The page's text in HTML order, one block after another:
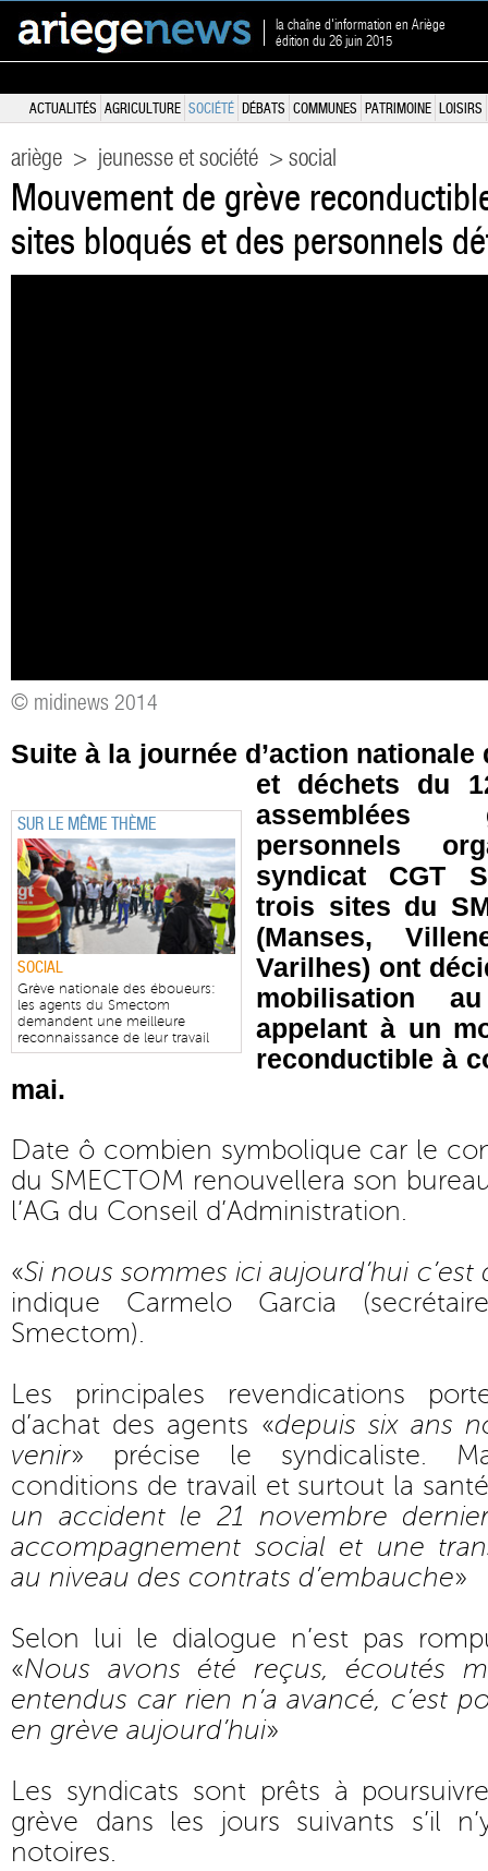
la chaîne d'information en Ariège
édition du 26 juin 2015
ACTUALITÉS AGRICULTURE SOCIÉTÉ DÉBATS COMMUNES PATRIMOINE LOISIRS
ariège > jeunesse et société > social
Mouvement de grève
sites bloqués et des personnels
© midinews 2014
SUR LE MÊME THÈME
SOCIAL
Grève nationale des éboueurs:
les agents du Smectom
demandent une meilleure
reconnaissance de leur travail
Suite à la journée d’action
et déchets du
assemblées
personnels
syndicat CGT
trois sites du
(Manses,
Varilhes) ont
mobilisation
appelant à un
reconductible à
mai.
Date ô combien symbolique car le
du SMECTOM renouvellera son
l’AG du Conseil d’Administration.
«Si nous sommes ici aujourd’hui c’est
indique Carmelo Garcia
Smectom).
Les principales revendications
d’achat des agents «depuis six ans
venir» précise le syndicaliste.
conditions de travail et surtout la
un accident le 21 novembre
accompagnement social et une
au niveau des contrats d’embauche»
Selon lui le dialogue n’est pas
«Nous avons été reçus, écoutés
entendus car rien n’a avancé, c’est
en grève aujourd’hui»
Les syndicats sont prêts à
grève dans les jours suivants s’il
notoires.